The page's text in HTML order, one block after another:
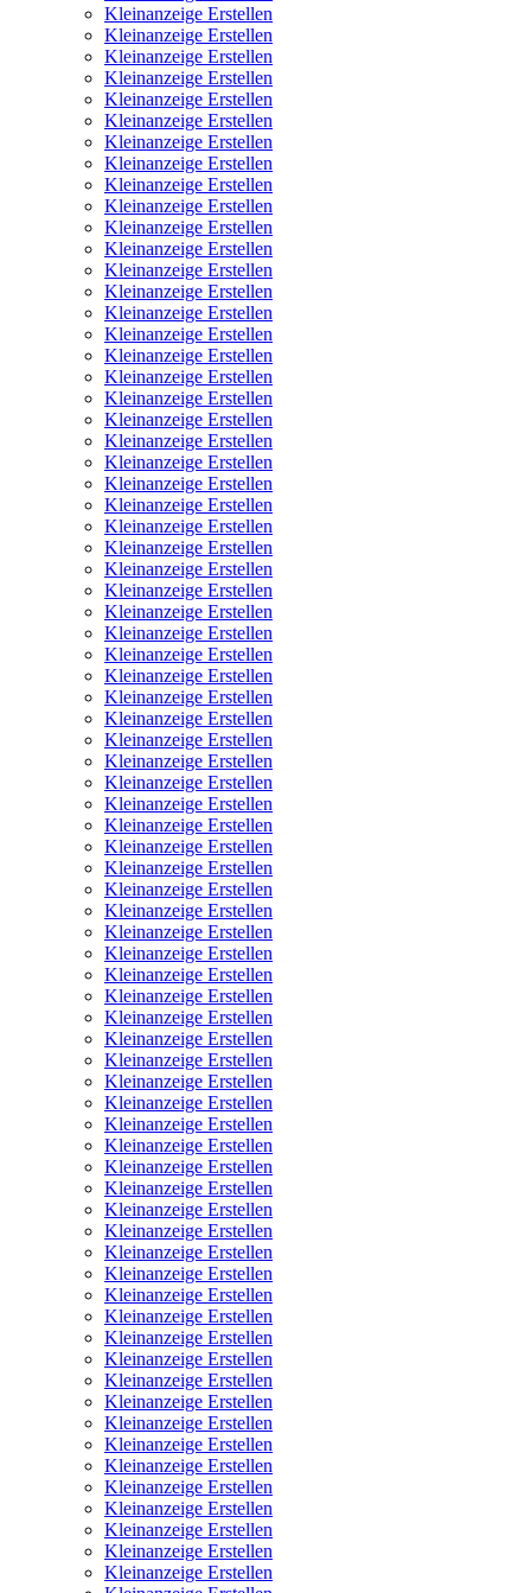
Kleinanzeige Erstellen
Kleinanzeige Erstellen
Kleinanzeige Erstellen
Kleinanzeige Erstellen
Kleinanzeige Erstellen
Kleinanzeige Erstellen
Kleinanzeige Erstellen
Kleinanzeige Erstellen
Kleinanzeige Erstellen
Kleinanzeige Erstellen
Kleinanzeige Erstellen
Kleinanzeige Erstellen
Kleinanzeige Erstellen
Kleinanzeige Erstellen
Kleinanzeige Erstellen
Kleinanzeige Erstellen
Kleinanzeige Erstellen
Kleinanzeige Erstellen
Kleinanzeige Erstellen
Kleinanzeige Erstellen
Kleinanzeige Erstellen
Kleinanzeige Erstellen
Kleinanzeige Erstellen
Kleinanzeige Erstellen
Kleinanzeige Erstellen
Kleinanzeige Erstellen
Kleinanzeige Erstellen
Kleinanzeige Erstellen
Kleinanzeige Erstellen
Kleinanzeige Erstellen
Kleinanzeige Erstellen
Kleinanzeige Erstellen
Kleinanzeige Erstellen
Kleinanzeige Erstellen
Kleinanzeige Erstellen
Kleinanzeige Erstellen
Kleinanzeige Erstellen
Kleinanzeige Erstellen
Kleinanzeige Erstellen
Kleinanzeige Erstellen
Kleinanzeige Erstellen
Kleinanzeige Erstellen
Kleinanzeige Erstellen
Kleinanzeige Erstellen
Kleinanzeige Erstellen
Kleinanzeige Erstellen
Kleinanzeige Erstellen
Kleinanzeige Erstellen
Kleinanzeige Erstellen
Kleinanzeige Erstellen
Kleinanzeige Erstellen
Kleinanzeige Erstellen
Kleinanzeige Erstellen
Kleinanzeige Erstellen
Kleinanzeige Erstellen
Kleinanzeige Erstellen
Kleinanzeige Erstellen
Kleinanzeige Erstellen
Kleinanzeige Erstellen
Kleinanzeige Erstellen
Kleinanzeige Erstellen
Kleinanzeige Erstellen
Kleinanzeige Erstellen
Kleinanzeige Erstellen
Kleinanzeige Erstellen
Kleinanzeige Erstellen
Kleinanzeige Erstellen
Kleinanzeige Erstellen
Kleinanzeige Erstellen
Kleinanzeige Erstellen
Kleinanzeige Erstellen
Kleinanzeige Erstellen
Kleinanzeige Erstellen
Kleinanzeige Erstellen